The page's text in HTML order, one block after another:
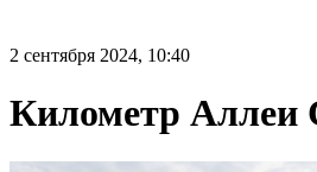
2 сентября 2024, 10:40
Километр Аллеи